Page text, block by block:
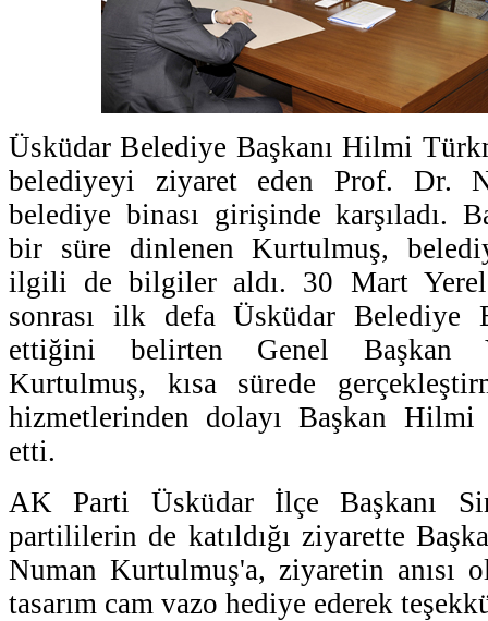
Üsküdar Belediye Başkanı Hilmi
belediyeyi ziyaret eden Prof. Dr.
belediye binası girişinde karşıladı.
bir süre dinlenen Kurtulmuş,
ilgili de bilgiler aldı. 30 Mart
sonrası ilk defa Üsküdar Belediye
ettiğini belirten Genel Başkan
Kurtulmuş, kısa sürede
hizmetlerinden dolayı Başkan Hilmi
etti.
AK Parti Üsküdar İlçe Başkanı
partililerin de katıldığı ziyarette
Numan Kurtulmuş'a, ziyaretin anısı
tasarım cam vazo hediye ederek